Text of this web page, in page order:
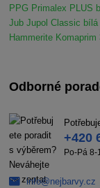
PPG Primalex PLUS
Jub Jupol Classic bílá
Hammerite Komaprim
Odborné
+420
Po-Pá 8-
info@nejbarvy.cz